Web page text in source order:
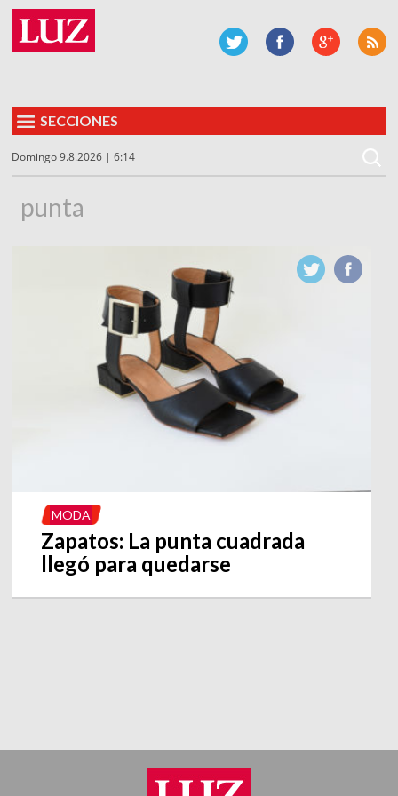
SECCIONES
Domingo 9.8.2026 | 6:14
punta
MODA
Zapatos: La punta cuadrada
llegó para quedarse